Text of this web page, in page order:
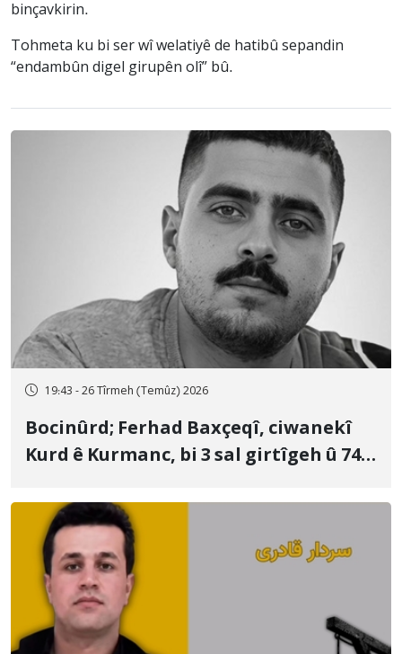
binçavkirin.
Tohmeta ku bi ser wî welatiyê de hatibû sepandin
“endambûn digel girupên olî” bû.
19:43 - 26 Tîrmeh (Temûz) 2026
Bocinûrd; Ferhad Baxçeqî, ciwanekî
Kurd ê Kurmanc, bi 3 sal girtîgeh û 74